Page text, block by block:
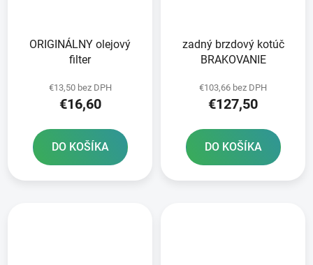
ORIGINÁLNY olejový
filter
€13,50 bez DPH
€16,60
DO KOŠÍKA
zadný brzdový kotúč
BRAKOVANIE
€103,66 bez DPH
€127,50
DO KOŠÍKA